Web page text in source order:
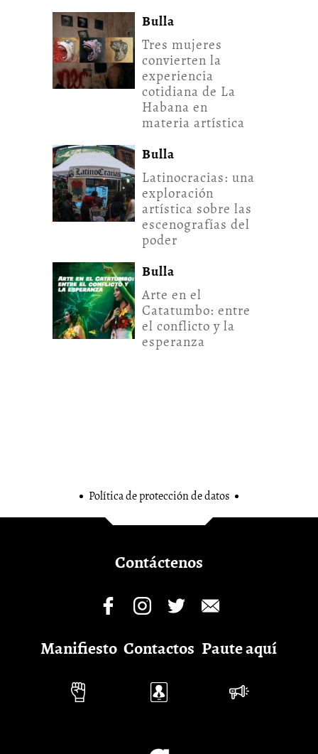
Bulla
Tres mujeres
convierten la
experiencia
cotidiana de La
Habana en
materia artística
Bulla
Latinocracias: una
exploración
artística sobre las
escenografías del
poder
Bulla
Arte en el
Catatumbo: entre
el conflicto y la
esperanza
Política de protección de datos
Contáctenos
Manifiesto Contactos Paute aquí